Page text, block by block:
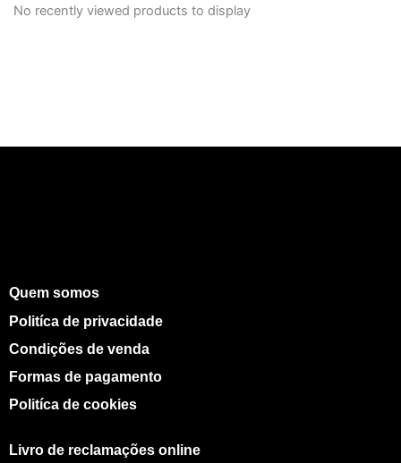
No recently viewed products to display
Quem somos
Politíca de privacidade
Condições de venda
Formas de pagamento
Politíca de cookies
Livro de reclamações online